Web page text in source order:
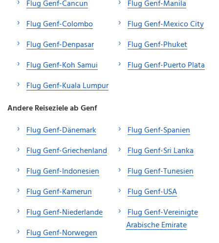
Flug Genf-Cancun
Flug Genf-Colombo
Flug Genf-Denpasar
Flug Genf-Koh Samui
Flug Genf-Kuala Lumpur
Flug Genf-Manila
Flug Genf-Mexico City
Flug Genf-Phuket
Flug Genf-Puerto Plata
Andere Reiseziele ab Genf
Flug Genf-Dänemark
Flug Genf-Griechenland
Flug Genf-Indonesien
Flug Genf-Kamerun
Flug Genf-Niederlande
Flug Genf-Norwegen
Flug Genf-Spanien
Flug Genf-Sri Lanka
Flug Genf-Tunesien
Flug Genf-USA
Flug Genf-Vereinigte
Arabische Emirate